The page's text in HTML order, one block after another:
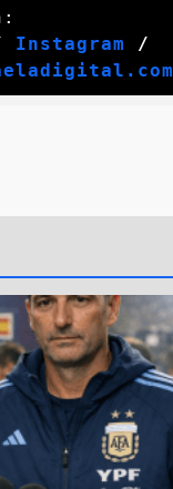
Instagram /